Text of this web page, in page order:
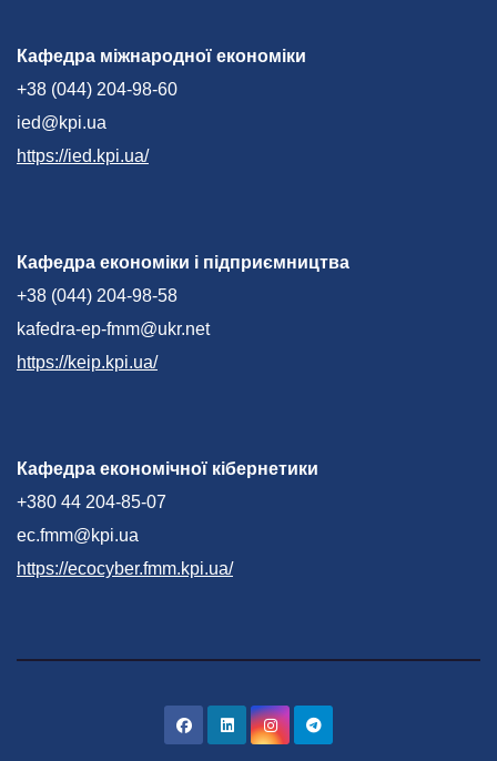
Кафедра міжнародної економіки
+38 (044) 204-98-60
ied@kpi.ua
https://ied.kpi.ua/
Кафедра економіки і підприємництва
+38 (044) 204-98-58
kafedra-ep-fmm@ukr.net
https://keip.kpi.ua/
Кафедра економічної кібернетики
+380 44 204-85-07
ec.fmm@kpi.ua
https://ecocyber.fmm.kpi.ua/